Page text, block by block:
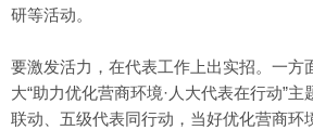
研等活动。
要激发活力，在代表工作上出实招。一方
大“助力优化营商环境·人大代表在行动”
联动、五级代表同行动，当好优化营商环